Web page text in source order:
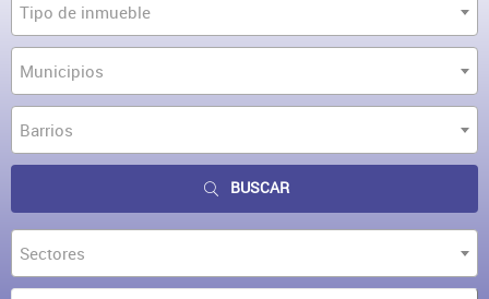
Tipo de inmueble
Municipios
Barrios
BUSCAR
Sectores